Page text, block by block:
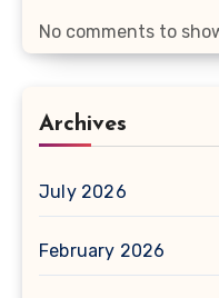
No comments to
Archives
July 2026
February 2026